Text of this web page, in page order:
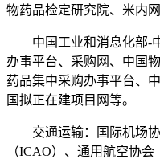
物药品检定研究院、米内网
中国工业和消息化部-中
办事平台、采购网、中国
药品集中采购办事平台、
国拟正在建项目网等。
交通运输：国际机场协
（ICAO）、通用航空协